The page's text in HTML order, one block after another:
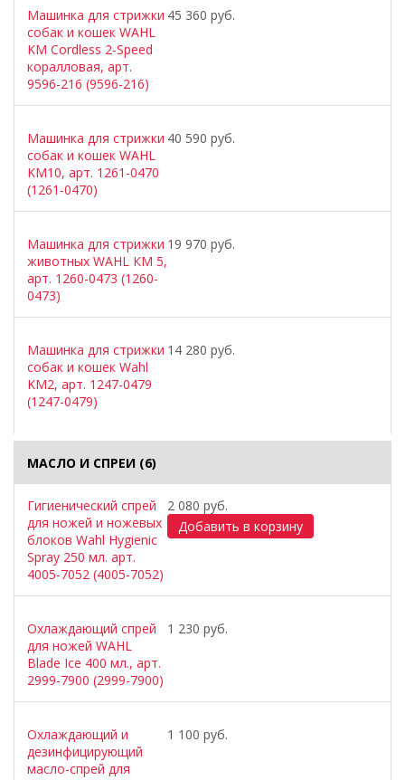
Машинка для стрижки
собак и кошек WAHL
KM Cordless 2-Speed
коралловая, арт.
9596-216 (9596-216)
45 360 руб.
Машинка для стрижки
собак и кошек WAHL
KM10, арт. 1261-0470
(1261-0470)
40 590 руб.
Машинка для стрижки
животных WAHL КМ 5,
арт. 1260-0473 (1260-
0473)
19 970 руб.
Машинка для стрижки
собак и кошек Wahl
KM2, арт. 1247-0479
(1247-0479)
14 280 руб.
МАСЛО И СПРЕИ (6)
Гигиенический спрей
для ножей и ножевых
блоков Wahl Hygienic
Spray 250 мл. арт.
4005-7052 (4005-7052)
2 080 руб.
Охлаждающий спрей
для ножей WAHL
Blade Ice 400 мл., арт.
2999-7900 (2999-7900)
1 230 руб.
Охлаждающий и
дезинфицирующий
масло-спрей для
1 100 руб.